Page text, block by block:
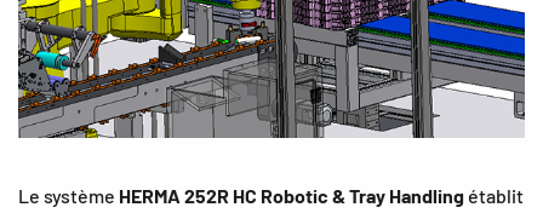
Le système HERMA 252R HC Robotic & Tray Handling établit